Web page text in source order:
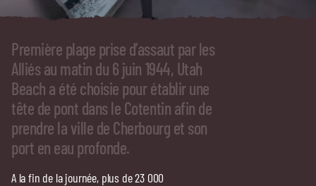
Première plage prise d’assaut par les
Alliés au matin du 6 juin 1944, Utah
Beach a été choisie pour établir une
tête de pont dans le Cotentin afin de
prendre la ville de Cherbourg et son
port en eau profonde.
A la fin de la journée, plus de 23 000